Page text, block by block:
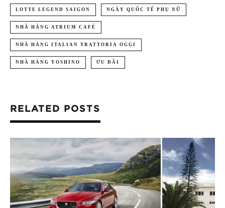
LOTTE LEGEND SAIGON NGÀY QUỐC TẾ PHỤ NỮ
NHÀ HÀNG ATRIUM CAFÉ
NHÀ HÀNG ITALIAN TRATTORIA OGGI
NHÀ HÀNG YOSHINO ƯU ĐÃI
RELATED POSTS